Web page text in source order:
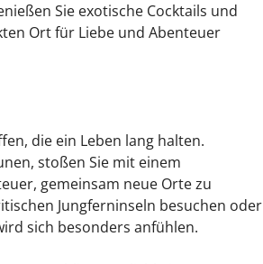
Sie exotische Cocktails und
Ort für Liebe und Abenteuer
die ein Leben lang halten.
stoßen Sie mit einem
gemeinsam neue Orte zu
Jungferninseln besuchen oder
sich besonders anfühlen.